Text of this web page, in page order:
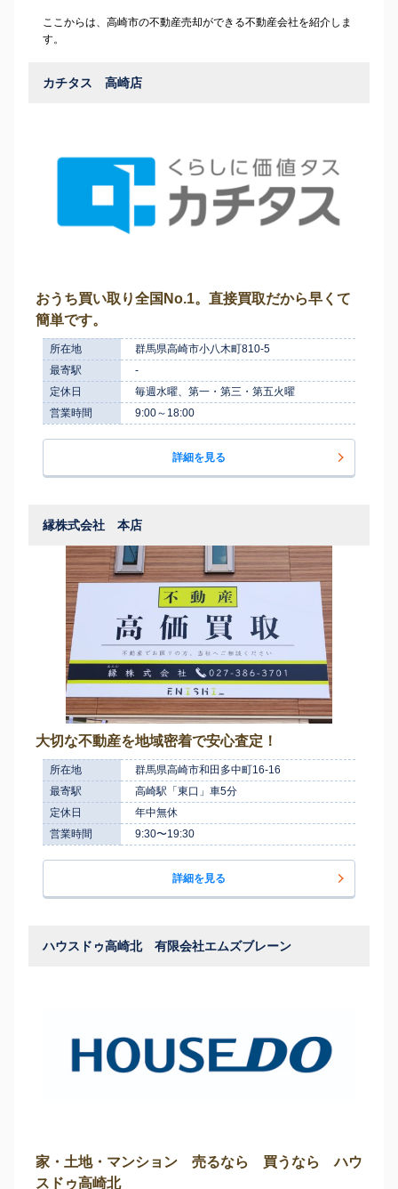
ここからは、高崎市の不動産売却ができる不動産会社を紹介しま
す。
カチタス 高崎店
おうち買い取り全国No.1。直接買取だから早くて
簡単です。
所在地
群馬県高崎市小八木町810-5
最寄駅
-
定休日
毎週水曜、第一・第三・第五火曜
営業時間
9:00～18:00
詳細を見る
縁株式会社 本店
大切な不動産を地域密着で安心査定！
所在地
群馬県高崎市和田多中町16-16
最寄駅
高崎駅「東口」車5分
定休日
年中無休
営業時間
9:30〜19:30
詳細を見る
ハウスドゥ高崎北 有限会社エムズブレーン
家・土地・マンション 売るなら 買うなら ハウ
スドゥ高崎北